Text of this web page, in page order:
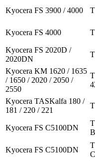
Kyocera FS 3900 / 4000
Kyocera FS 4000
Kyocera FS 2020D /
2020DN
Kyocera KM 1620 / 1635
/ 1650 / 2020 / 2050 /
2550
Kyocera TASKalfa 180 /
181 / 220 / 221
Kyocera FS C5100DN
Kyocera FS C5100DN